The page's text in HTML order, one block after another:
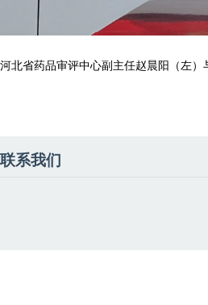
河北省药品审评中心副主任赵晨阳（左
联系我们